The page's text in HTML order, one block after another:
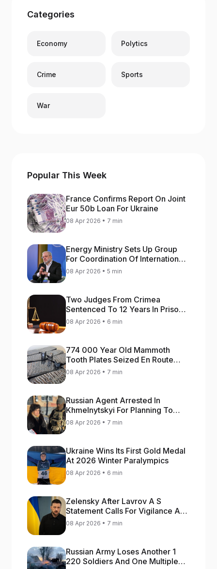
Categories
Economy Polytics
Crime Sports
War
Popular This Week
France Confirms Report On Joint
Eur 50b Loan For Ukraine
08 Apr 2026 • 7 min
Energy Ministry Sets Up Group
For Coordination Of International
Aid For Prompt Restoration Of
Generation
08 Apr 2026 • 5 min
Two Judges From Crimea
Sentenced To 12 Years In Prison
For Treason
08 Apr 2026 • 6 min
774 000 Year Old Mammoth
Tooth Plates Seized En Route
From Ukraine To Bulgaria
08 Apr 2026 • 7 min
Russian Agent Arrested In
Khmelnytskyi For Planning To
Blow Up Military Cars
08 Apr 2026 • 7 min
Ukraine Wins Its First Gold Medal
At 2026 Winter Paralympics
08 Apr 2026 • 6 min
Zelensky After Lavrov A S
Statement Calls For Vigilance As
Capital May Be Attacked
08 Apr 2026 • 7 min
Russian Army Loses Another 1
220 Soldiers And One Multiple